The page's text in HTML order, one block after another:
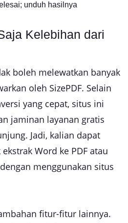
unduh hasilnya
Kelebihan dari
boleh melewatkan banyak
oleh SizePDF. Selain
yang cepat, situs ini
jaminan layanan gratis
Jadi, kalian dapat
Word ke PDF atau
menggunakan situs
fitur-fitur lainnya.